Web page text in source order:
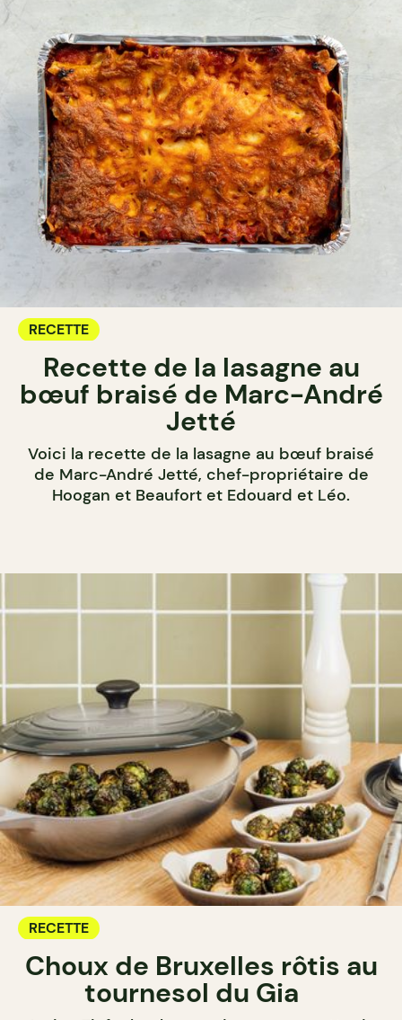
RECETTE
Recette de la lasagne au
bœuf braisé de Marc-André
Jetté
Voici la recette de la lasagne au bœuf braisé
de Marc-André Jetté, chef-propriétaire de
Hoogan et Beaufort et Edouard et Léo.
RECETTE
Choux de Bruxelles rôtis au
tournesol du Gia